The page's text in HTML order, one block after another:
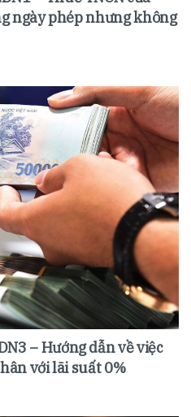
ngày phép nhưng không
– Hướng dẫn về việc
với lãi suất 0%